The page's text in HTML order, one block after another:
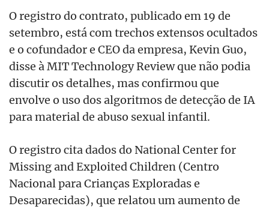
O registro do contrato, publicado em 19 de
setembro, está com trechos extensos ocultados
e o cofundador e CEO da empresa, Kevin Guo,
disse à MIT Technology Review que não podia
discutir os detalhes, mas confirmou que
envolve o uso dos algoritmos de detecção de IA
para material de abuso sexual infantil.
O registro cita dados do National Center for
Missing and Exploited Children (Centro
Nacional para Crianças Exploradas e
Desaparecidas), que relatou um aumento de